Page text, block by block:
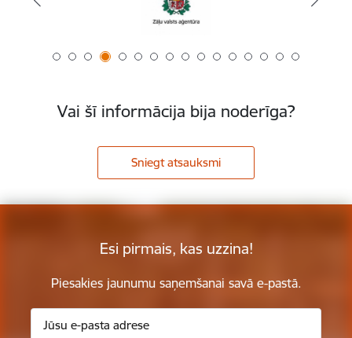
Vai šī informācija bija noderīga?
Sniegt atsauksmi
Esi pirmais, kas uzzina!
Piesakies jaunumu saņemšanai savā e-pastā.